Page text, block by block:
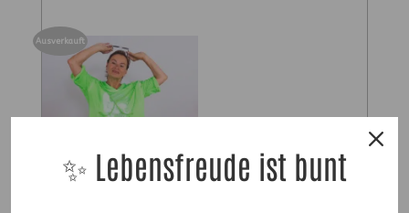
Ausverkauft
✨ Lebensfreude ist bunt